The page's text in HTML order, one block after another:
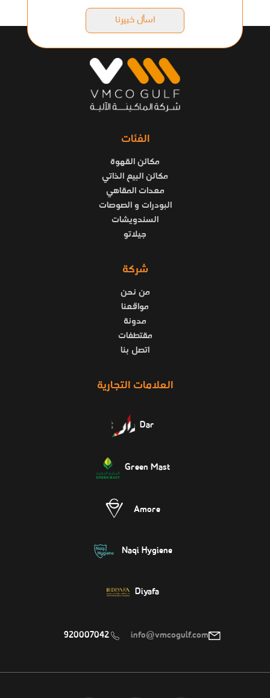
اسأل خبيرنا
الفئات
مكائن القهوة
مكائن البيع الذاتي
معدات المقاهي
البودرات و الصوصات
السندويشات
جيلاتو
شركة
من نحن
مواقعنا
مدونة
مقتطفات
اتصل بنا
العلامات التجارية
Dar
Green Mast
Amore
Naqi Hygiene
Diyafa
info@vmcogulf.com
920007042